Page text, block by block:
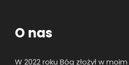
O nas
W 2022 roku Bóg złożył w